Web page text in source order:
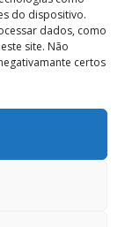
do dispositivo.
dados, como
site. Não
certos